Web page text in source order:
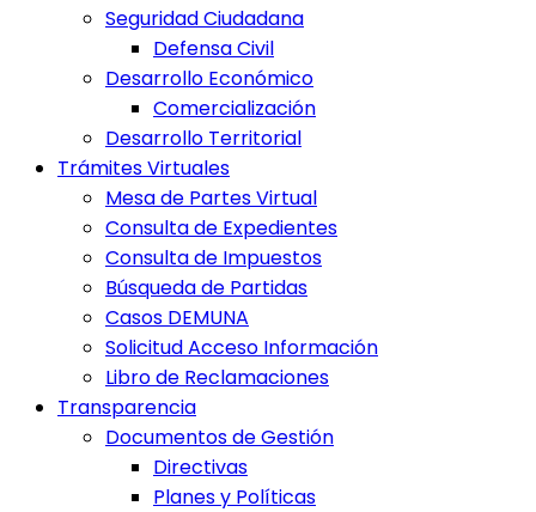
Seguridad Ciudadana
Defensa Civil
Desarrollo Económico
Comercialización
Desarrollo Territorial
Trámites Virtuales
Mesa de Partes Virtual
Consulta de Expedientes
Consulta de Impuestos
Búsqueda de Partidas
Casos DEMUNA
Solicitud Acceso Información
Libro de Reclamaciones
Transparencia
Documentos de Gestión
Directivas
Planes y Políticas